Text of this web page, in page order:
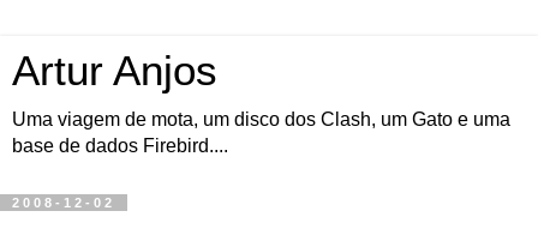
Artur Anjos
Uma viagem de mota, um disco dos Clash, um Gato e uma
base de dados Firebird....
2008-12-02